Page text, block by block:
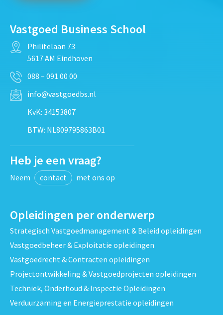
Vastgoed Business School
Philitelaan 73
5617 AM Eindhoven
088 – 091 00 00
info@vastgoedbs.nl
KvK: 34153807
BTW: NL809795863B01
Heb je een vraag?
Neem contact met ons op
Opleidingen per onderwerp
Strategisch Vastgoedmanagement & Beleid opleidingen
Vastgoedbeheer & Exploitatie opleidingen
Vastgoedrecht & Contracten opleidingen
Projectontwikkeling & Vastgoedprojecten opleidingen
Techniek, Onderhoud & Inspectie Opleidingen
Verduurzaming en Energieprestatie opleidingen